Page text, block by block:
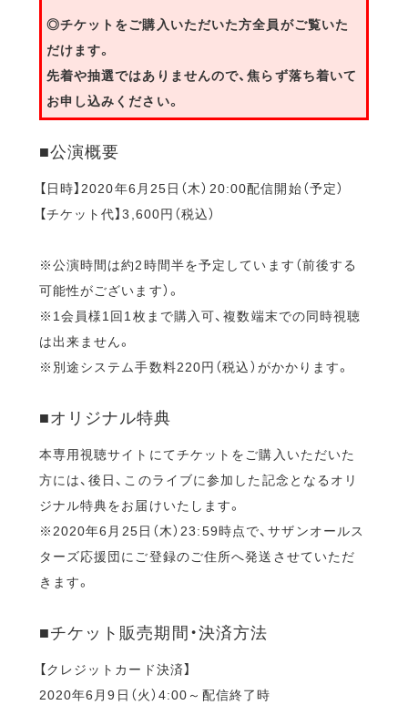
◎チケットをご購入いただいた方全員がご覧いた
だけます。
先着や抽選ではありませんので、焦らず落ち着いて
お申し込みください。
■公演概要
【日時】2020年6月25日（木）20:00配信開始（予定）
【チケット代】3,600円（税込）
※公演時間は約2時間半を予定しています（前後する
可能性がございます）。
※1会員様1回1枚まで購入可、複数端末での同時視聴
は出来ません。
※別途システム手数料220円（税込）がかかります。
■オリジナル特典
本専用視聴サイトにてチケットをご購入いただいた
方には、後日、このライブに参加した記念となるオリ
ジナル特典をお届けいたします。
※2020年6月25日（木）23:59時点で、サザンオールス
ターズ応援団にご登録のご住所へ発送させていただ
きます。
■チケット販売期間・決済方法
【クレジットカード決済】
2020年6月9日（火）4:00～配信終了時